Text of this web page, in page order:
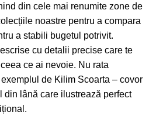
din cele mai renumite zone de
noastre pentru a compara
a stabili bugetul potrivit.
cu detalii precise care te
ce ai nevoie. Nu rata
de Kilim Scoarta – covor
din lână care ilustrează perfect